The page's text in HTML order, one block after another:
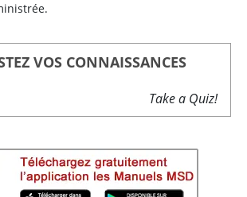
VOS CONNAISSANCES
Take a Quiz!